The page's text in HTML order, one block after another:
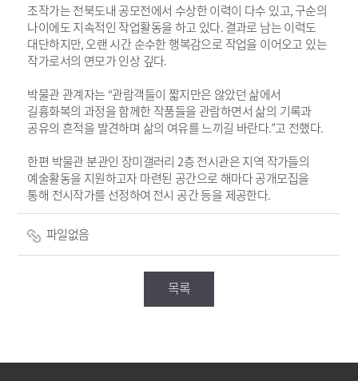
조작가는 전북도내 공모전에서 수상한 이력이 다수 있고,구순의
나이에도 지속적인 작업활동을 하고 있다.결과로 남는 이력도
대단하지만,오랜 시간 순수한 행복감으로 작업을 이어오고 있는
작가로서의 면모가 인상 깊다.
박물관 관계자는 “관람객들이 짧지만은 않았던 삶에서
길흉화복의 과정을 함께한 작품들을 관람하면서 삶의 기록과
공유의 흔적을 발견하며 삶의 여유를 느끼길 바란다.”고 전했다.
한편 박물관 분관인 장미갤러리2층 전시관은 지역 작가들의
예술활동을 지원하고자 마련된 공간으로 해마다 공개모집을
통해 전시작가를 선정하여 전시 공간 등을 제공한다.
파일없음
목록